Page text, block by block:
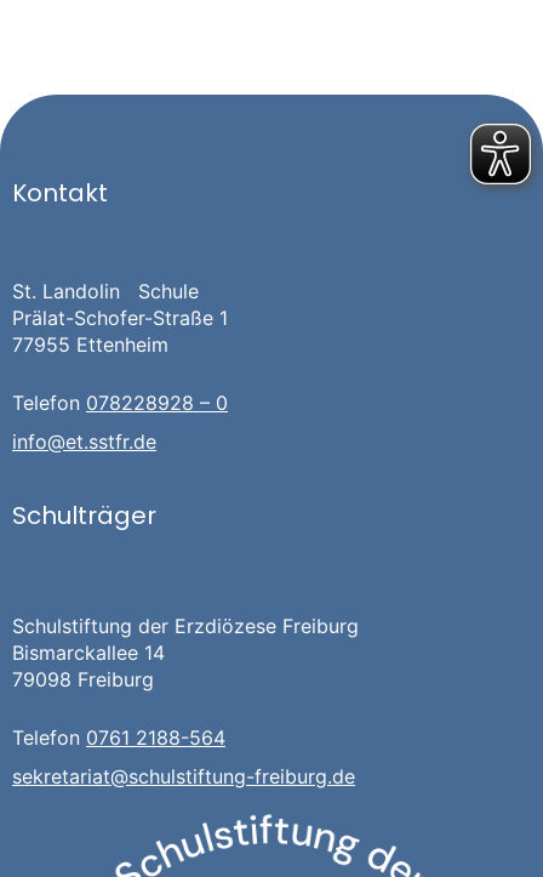
Kontakt
St. Landolin Schule
Prälat-Schofer-Straße 1
77955 Ettenheim
Telefon 078228928 – 0
info@et.sstfr.de
Schulträger
Schulstiftung der Erzdiözese Freiburg
Bismarckallee 14
79098 Freiburg
Telefon 0761 2188-564
sekretariat@schulstiftung-freiburg.de